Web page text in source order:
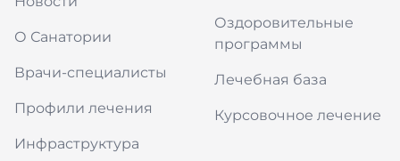
О Санатории
Врачи-специалисты
Профили лечения
Инфраструктура
Оздоровительные
программы
Лечебная база
Курсовочное лечение